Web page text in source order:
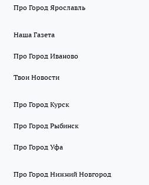
Про Город Ярославль
Наша Газета
Про Город Иваново
Твои Новости
Про Город Курск
Про Город Рыбинск
Про Город Уфа
Про Город Нижний Новгород